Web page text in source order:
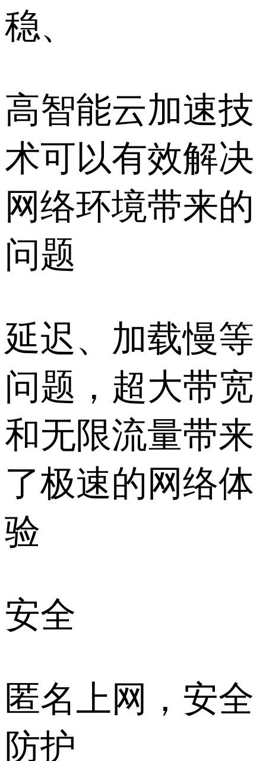
稳、
高智能云加速技
术可以有效解决
网络环境带来的
问题
延迟、加载慢等
问题，超大带宽
和无限流量带来
了极速的网络体
验
安全
匿名上网，安全
防护